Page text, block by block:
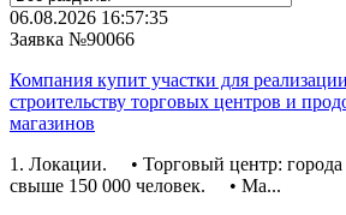
06.08.2026 16:57:35
Заявка №90066
Компания купит участки для
строительству торговых центров и
магазинов
1. Локации. • Торговый центр: города
свыше 150 000 человек. • Ма...